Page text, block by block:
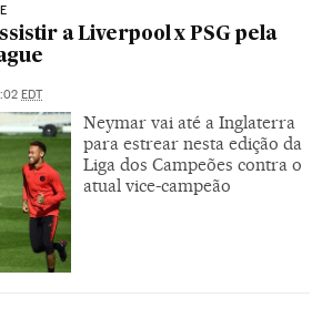
a Liverpool x PSG pela
EDT
Neymar vai até a Inglaterra
para estrear nesta edição da
Liga dos Campeões contra o
atual vice-campeão